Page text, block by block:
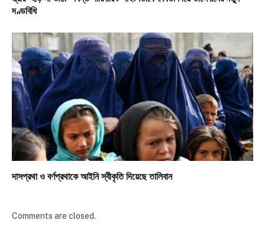
দণ্ডবিধি
দাসপ্রথা ও বর্ণপ্রথাকে আইনি স্বীকৃতি দিয়েছে তালিবান
Comments are closed.